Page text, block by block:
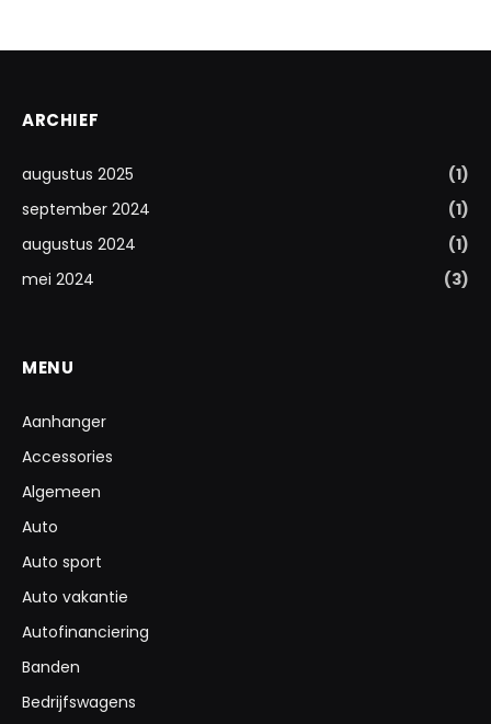
ARCHIEF
augustus 2025
(1)
september 2024
(1)
augustus 2024
(1)
mei 2024
(3)
MENU
Aanhanger
Accessories
Algemeen
Auto
Auto sport
Auto vakantie
Autofinanciering
Banden
Bedrijfswagens